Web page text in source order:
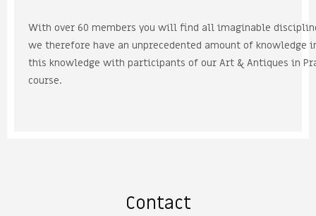
With over 60 members you will find all imaginable
we therefore have an unprecedented amount of knowledge
this knowledge with participants of our Art & Antiques in
course.
Contact